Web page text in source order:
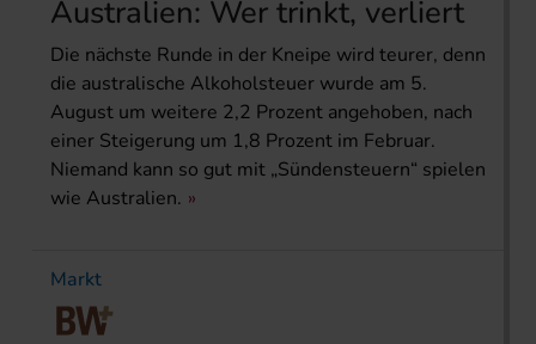
Australien: Wer trinkt, verliert
Die nächste Runde in der Kneipe wird teurer, denn
die australische Alkoholsteuer wurde am 5.
August um weitere 2,2 Prozent angehoben, nach
einer Steigerung um 1,8 Prozent im Februar.
Niemand kann so gut mit „Sündensteuern“ spielen
wie Australien.
Markt